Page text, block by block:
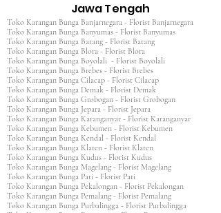
Jawa Tengah
Toko Karangan Bunga Banjarnegara - Florist Banjarnegara
Toko Karangan Bunga Banyumas - Florist Banyumas
Toko Karangan Bunga Batang - Florist Batang
Toko Karangan Bunga Blora - Florist Blora
Toko Karangan Bunga Boyolali - Florist Boyolali
Toko Karangan Bunga Brebes - Florist Brebes
Toko Karangan Bunga Cilacap - Florist Cilacap
Toko Karangan Bunga Demak - Florist Demak
Toko Karangan Bunga Grobogan - Florist Grobogan
Toko Karangan Bunga Jepara - Florist Jepara
Toko Karangan Bunga Karanganyar - Florist Karanganyar
Toko Karangan Bunga Kebumen - Florist Kebumen
Toko Karangan Bunga Kendal - Florist Kendal
Toko Karangan Bunga Klaten - Florist Klaten
Toko Karangan Bunga Kudus - Florist Kudus
Toko Karangan Bunga Magelang - Florist Magelang
Toko Karangan Bunga Pati - Florist Pati
Toko Karangan Bunga Pekalongan - Florist Pekalongan
Toko Karangan Bunga Pemalang - Florist Pemalang
Toko Karangan Bunga Purbalingga - Florist Purbalingga